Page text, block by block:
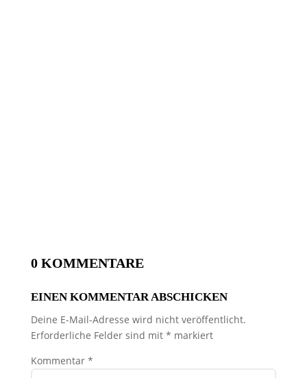
0 KOMMENTARE
EINEN KOMMENTAR ABSCHICKEN
Deine E-Mail-Adresse wird nicht veröffentlicht.
Erforderliche Felder sind mit * markiert
Kommentar *